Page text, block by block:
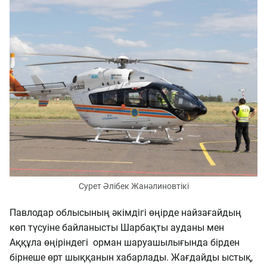
Сурет Әлібек Жанәлиновтікі
Павлодар облысының әкімдігі өңірде найзағайдың
көп түсуіне байланысты Шарбақты ауданы мен
Аққұла өңіріндегі орман шаруашылығында бірден
бірнеше өрт шыққанын хабарлады. Жағдайды ыстық,